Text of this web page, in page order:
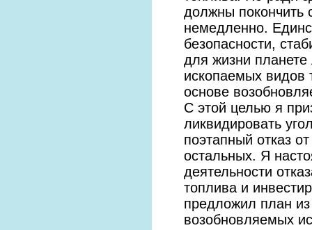
должны покончить
немедленно.
безопасности,
для жизни планете
ископаемых видов
основе
С этой целью я
ликвидировать
поэтапный отказ
остальных. Я
деятельности
топлива и
предложил план
возобновляемых